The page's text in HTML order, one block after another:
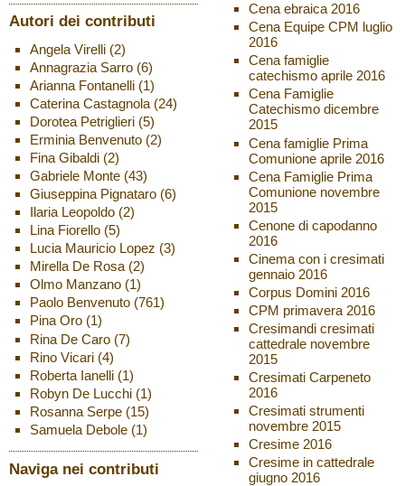
Autori dei contributi
Angela Virelli(2)
Annagrazia Sarro(6)
Arianna Fontanelli(1)
Caterina Castagnola(24)
Dorotea Petriglieri(5)
Erminia Benvenuto(2)
Fina Gibaldi(2)
Gabriele Monte(43)
Giuseppina Pignataro(6)
Ilaria Leopoldo(2)
Lina Fiorello(5)
Lucia Mauricio Lopez (3)
Mirella De Rosa(2)
Olmo Manzano(1)
Paolo Benvenuto(761)
Pina Oro(1)
Rina De Caro(7)
Rino Vicari(4)
Roberta Ianelli(1)
Robyn De Lucchi(1)
Rosanna Serpe(15)
Samuela Debole(1)
Naviga nei contributi
Cena ebraica 2016
Cena Equipe CPM luglio
2016
Cena famiglie
catechismo aprile 2016
Cena Famiglie
Catechismo dicembre
2015
Cena famiglie Prima
Comunione aprile 2016
Cena Famiglie Prima
Comunione novembre
2015
Cenone di capodanno
2016
Cinema con i cresimati
gennaio 2016
Corpus Domini 2016
CPM primavera 2016
Cresimandi cresimati
cattedrale novembre
2015
Cresimati Carpeneto
2016
Cresimati strumenti
novembre 2015
Cresime 2016
Cresime in cattedrale
giugno 2016